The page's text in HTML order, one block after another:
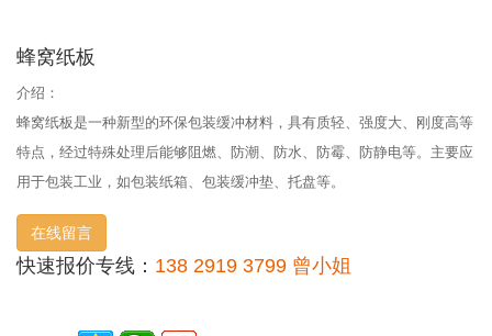
蜂窝纸板
介绍：
蜂窝纸板是一种新型的环保包装缓冲材料，具有质轻、强度大、刚度高等
特点，经过特殊处理后能够阻燃、防潮、防水、防霉、防静电等。主要应
用于包装工业，如包装纸箱、包装缓冲垫、托盘等。
在线留言
快速报价专线： 138 2919 3799 曾小姐